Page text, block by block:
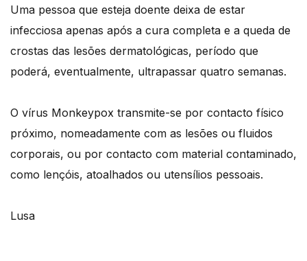
Uma pessoa que esteja doente deixa de estar
infecciosa apenas após a cura completa e a queda de
crostas das lesões dermatológicas, período que
poderá, eventualmente, ultrapassar quatro semanas.
O vírus Monkeypox transmite-se por contacto físico
próximo, nomeadamente com as lesões ou fluidos
corporais, ou por contacto com material contaminado,
como lençóis, atoalhados ou utensílios pessoais.
Lusa